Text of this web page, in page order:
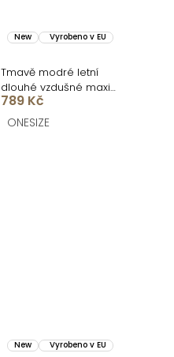
New Vyrobeno v EU
Tmavě modré letní
dlouhé vzdušné maxi
šaty TORMIS
789 Kč
ONESIZE
New Vyrobeno v EU